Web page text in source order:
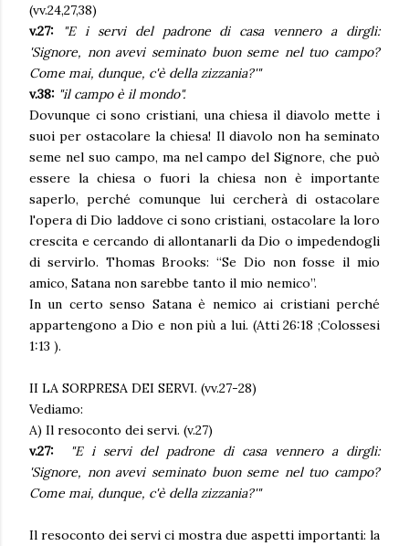
(vv.24,27,38)
v.27:
"E i servi del padrone di casa vennero a dirgli:
'Signore, non avevi seminato buon seme nel tuo campo?
Come mai, dunque, c'è della zizzania?'"
v.38: "il campo è il mondo".
Dovunque ci sono cristiani, una chiesa il diavolo mette i
suoi per ostacolare la chiesa! Il diavolo non ha seminato
seme nel suo campo, ma nel campo del Signore, che può
essere la chiesa o fuori la chiesa non è importante
saperlo, perché comunque lui cercherà di ostacolare
l'opera di Dio laddove ci sono cristiani, ostacolare la loro
crescita e cercando di allontanarli da Dio o impedendogli
di servirlo. Thomas Brooks: “Se Dio non fosse il mio
amico, Satana non sarebbe tanto il mio nemico”.
In un certo senso Satana è nemico ai cristiani perché
appartengono a Dio e non più a lui. (Atti 26:18 ;Colossesi
1:13 ).
II LA SORPRESA DEI SERVI. (vv.27-28)
Vediamo:
A) Il resoconto dei servi. (v.27)
v.27:
"E i servi del padrone di casa vennero a dirgli:
'Signore, non avevi seminato buon seme nel tuo campo?
Come mai, dunque, c'è della zizzania?'"
Il resoconto dei servi ci mostra due aspetti importanti: la